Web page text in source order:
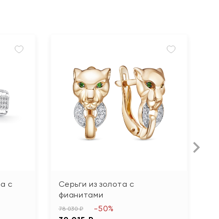
с
Серьги из золота с
фианитами
78 030 ₽ -50%